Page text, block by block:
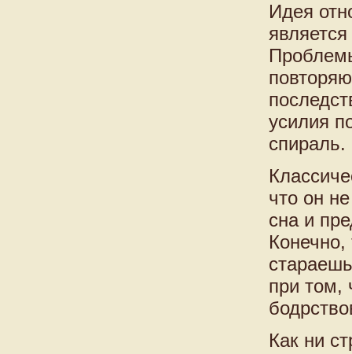
Идея
усилия
спираль.
что он
сна и
Конечно,
при том,
Как ни